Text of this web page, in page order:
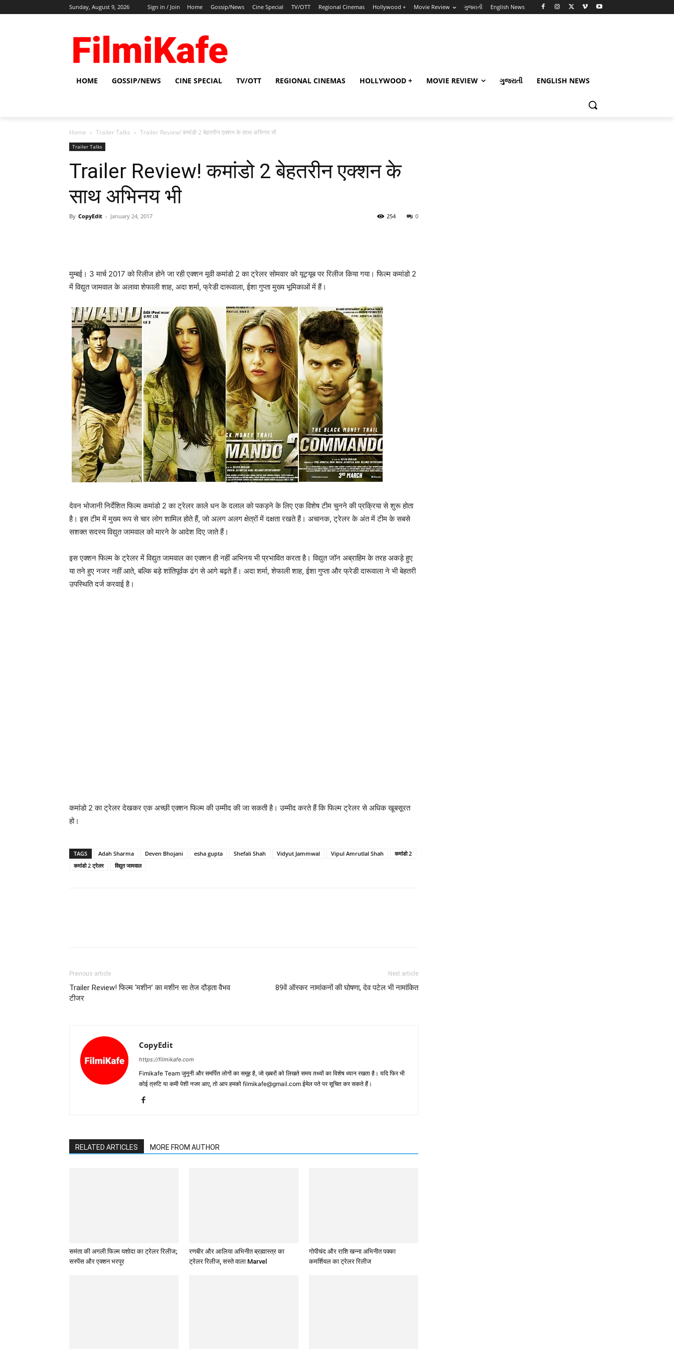
Sunday, August 9, 2026 Sign in / Join Home Gossip/News Cine Special TV/OTT Regional Cinemas Hollywood + Movie Review ગુજરાતી English News
HOME GOSSIP/NEWS CINE SPECIAL TV/OTT REGIONAL CINEMAS HOLLYWOOD + MOVIE REVIEW ગુજરાતી ENGLISH NEWS
Home Trailer Talks Trailer Review! कमांडो 2 बेहतरीन एक्‍शन के साथ अभिनय भी
Trailer Talks
Trailer Review! कमांडो 2 बेहतरीन एक्‍शन के
साथ अभिनय भी
By CopyEdit - January 24, 2017 0
254
मुम्‍बई। 3 मार्च 2017 को रिलीज होने जा रही एक्‍शन मूवी कमांडो 2 का ट्रेलर सोमवार को यूट्यूब पर रिलीज किया गया। फिल्‍म कमांडो 2
में विद्युत जामवाल के अलावा शेफाली शाह, अदा शर्मा, फ्रेडी दारूवाला, ईशा गुप्‍ता मुख्‍य भूमिकाओं में हैं।
देवन भोजानी निर्देशित फिल्‍म कमांडो 2 का ट्रेलर काले धन के दलाल को पकड़ने के लिए एक विशेष टीम चुनने की प्रक्रिया से शुरू होता
है। इस टीम में मुख्‍य रूप से चार लोग शामिल होते हैं, जो अलग अलग क्षेत्रों में दक्षता रखते हैं। अचानक, ट्रेलर के अंत में टीम के सबसे
सशक्‍त सदस्‍य विद्युत जामवाल को मारने के आदेश दिए जाते हैं।
इस एक्‍शन फिल्‍म के ट्रेलर में विद्युत जामवाल का एक्‍शन ही नहीं अभिनय भी प्रभावित करता है। विद्युत जॉन अब्राहिम के तरह अकड़े हुए
या तने हुए नजर नहीं आते, बल्‍कि बड़े शांतिपूर्वक ढंग से आगे बढ़ते हैं। अदा शर्मा, शेफाली शाह, ईशा गुप्‍ता और फ्रेडी दारूवाला ने भी बेहतरी
उपस्‍थिति दर्ज करवाई है।
कमांडो 2 का ट्रेलर देखकर एक अच्‍छी एक्‍शन फिल्‍म की उम्‍मीद की जा सकती है। उम्‍मीद करते हैं कि फिल्‍म ट्रेलर से अधिक खूबसूरत
हो।
TAGS Adah Sharma Deven Bhojani esha gupta Shefali Shah Vidyut Jammwal Vipul Amrutlal Shah
कमांडो 2
कमांडो 2 ट्रेलर
विद्युत जामवाल
Previous article
Trailer Review! फिल्‍म ‘मशीन’ का मशीन सा तेज दौड़ता वैभव
टीजर
Next article
89वें ऑस्‍कर नामांकनों की घोषणा, देव पटेल भी नामांकित
CopyEdit
https://filmikafe.com
Fimikafe Team जुनूनी और समर्पित लोगों का समूह है, जो ख़बरों को लिखते समय तथ्‍यों का विशेष ध्‍यान रखता है। यदि फिर भी
कोई त्रुटि या कमी पेशी नजर आए, तो आप हमको filmikafe@gmail.com ईमेल पते पर सूचित कर सकते हैं।
RELATED ARTICLES MORE FROM AUTHOR
समंता की अगली फिल्म यशोदा का ट्रेलर रिलीज;
सस्पेंस और एक्शन भरपूर
रणबीर और आलिया अभिनीत ब्रह्मास्‍त्र का
ट्रेलर रिलीज, सस्‍ते वाला Marvel
गोपीचंद और राशि खन्‍ना अभिनीत पक्का
कमर्शियल का ट्रेलर रिलीज